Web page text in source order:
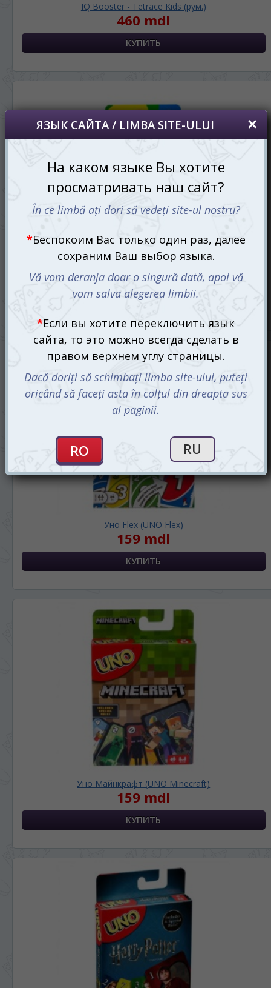
IQ Booster - Tetrace Kids (рум.)
460 mdl
Уно Все безумные (UNO All Wild)
159 mdl
Уно Flex (UNO Flex)
159 mdl
Уно Майнкрафт (UNO Minecraft)
159 mdl